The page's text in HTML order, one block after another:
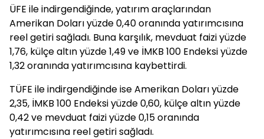
ÜFE ile indirgendiğinde, yatırım araçlarından
Amerikan Doları yüzde 0,40 oranında yatırımcısına
reel getiri sağladı. Buna karşılık, mevduat faizi yüzde
1,76, külçe altın yüzde 1,49 ve İMKB 100 Endeksi yüzde
1,32 oranında yatırımcısına kaybettirdi.
TÜFE ile indirgendiğinde ise Amerikan Doları yüzde
2,35, İMKB 100 Endeksi yüzde 0,60, külçe altın yüzde
0,42 ve mevduat faizi yüzde 0,15 oranında
yatırımcısına reel getiri sağladı.